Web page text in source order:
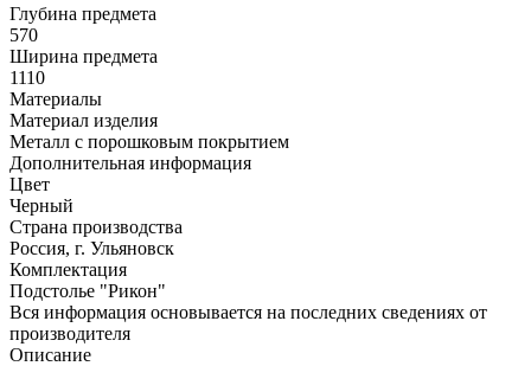
Глубина предмета
570
Ширина предмета
1110
Материалы
Материал изделия
Металл с порошковым покрытием
Дополнительная информация
Цвет
Черный
Страна производства
Россия, г. Ульяновск
Комплектация
Подстолье "Рикон"
Вся информация основывается на последних сведениях от
производителя
Описание